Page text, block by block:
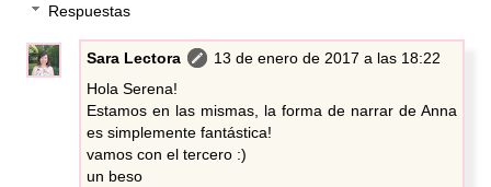
Respuestas
Sara Lectora
13 de enero de 2017 a las 18:22
Hola Serena!
Estamos en las mismas, la forma de narrar de Anna
es simplemente fantástica!
vamos con el tercero :)
un beso